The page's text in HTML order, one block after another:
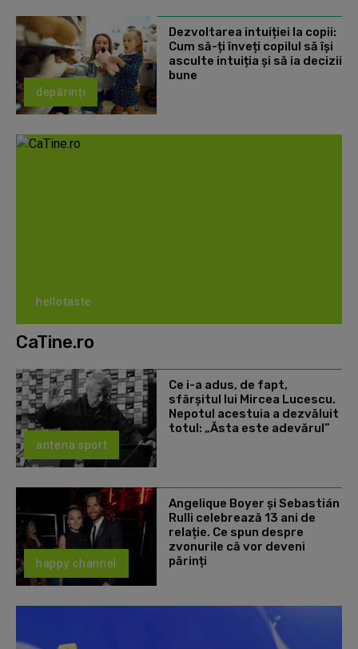
depărinți
Dezvoltarea intuiției la copii:
Cum să-ți înveți copilul să își
asculte intuiția și să ia decizii
bune
hellotaste
CaTine.ro
antena sport
Ce i-a adus, de fapt,
sfârșitul lui Mircea Lucescu.
Nepotul acestuia a dezvăluit
totul: „Ăsta este adevărul”
happy channel
Angelique Boyer și Sebastián
Rulli celebrează 13 ani de
relație. Ce spun despre
zvonurile că vor deveni
părinți